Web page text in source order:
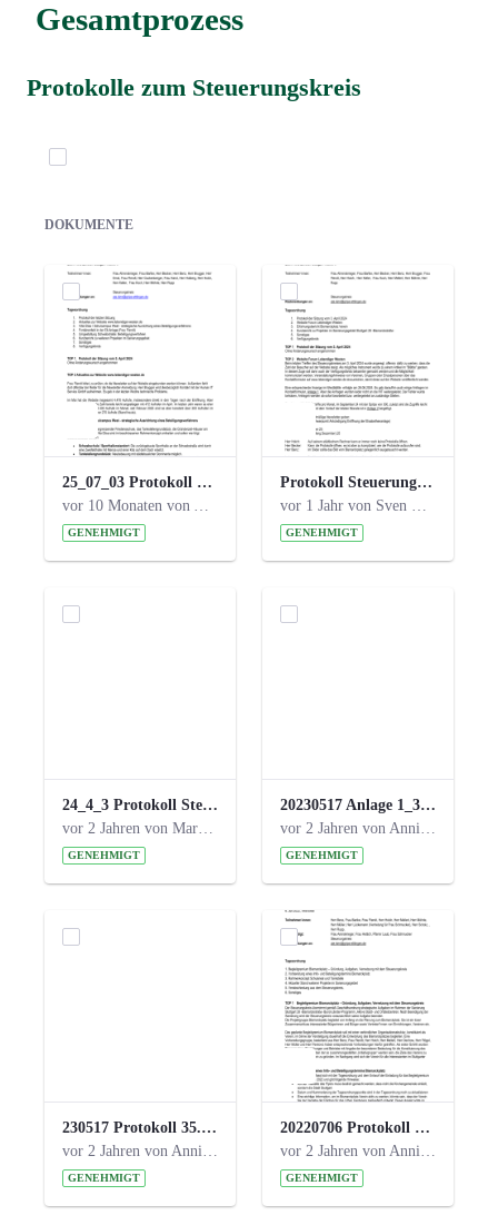
Gesamtprozess
Protokolle zum Steuerungskreis
DOKUMENTE
25_07_03 Protokoll Steuerungskreis.pdf
vor 10 Monaten von Alexander Orlowski
GENEHMIGT
Protokoll Steuerungskreis_06.02.2025 .pdf
vor 1 Jahr von Sven Hitzler
GENEHMIGT
24_4_3 Protokoll Steuerungskreis.pdf
vor 2 Jahren von Marcel Eckert
GENEHMIGT
20230517 Anlage 1_35. Steuerungskreis.pdf
vor 2 Jahren von Anni Schlumberger
GENEHMIGT
230517 Protokoll 35. Steuerungskreis.pdf
vor 2 Jahren von Anni Schlumberger
GENEHMIGT
20220706 Protokoll 33. Steuerungskreis.pdf
vor 2 Jahren von Anni Schlumberger
GENEHMIGT